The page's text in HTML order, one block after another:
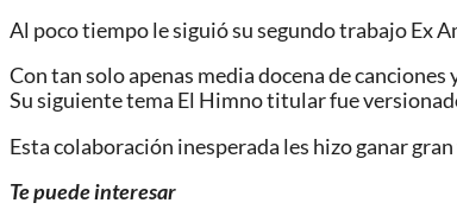
Al poco tiempo le siguió su segundo trabajo Ex
Con tan solo apenas media docena de
Su siguiente tema El Himno titular fue
Esta colaboración inesperada les hizo ganar
Te puede interesar